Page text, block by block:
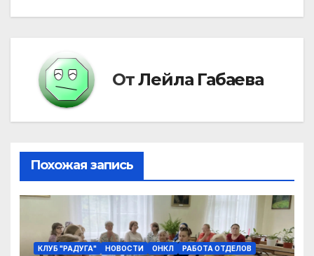
записям
ОтЛейла Габаева
Похожая запись
КЛУБ "РАДУГА" НОВОСТИ ОНКЛ РАБОТА ОТДЕЛОВ